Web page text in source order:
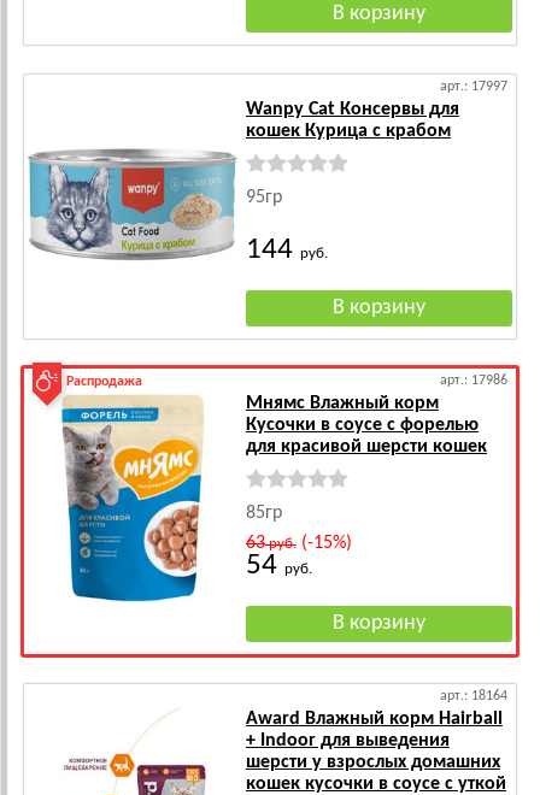
арт.: 17997
Wanpy Cat Консервы для
кошек Курица с крабом
95гр
144 руб.
Распродажа арт.: 17986
Мнямс Влажный корм
Кусочки в соусе с форелью
для красивой шерсти кошек
85гр
63руб.(-15%)
54 руб.
арт.: 18164
Award Влажный корм Hairball
+ Indoor для выведения
шерсти у взрослых домашних
кошек кусочки в соусе с уткой